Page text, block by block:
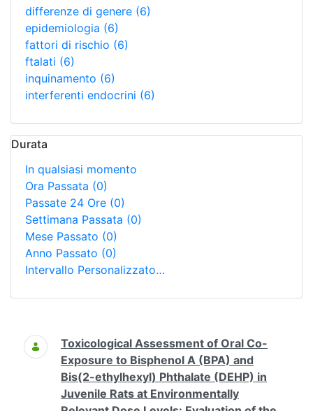
differenze di genere (6)
epidemiologia (6)
fattori di rischio (6)
ftalati (6)
inquinamento (6)
interferenti endocrini (6)
Durata
In qualsiasi momento
Ora Passata (0)
Passate 24 Ore (0)
Settimana Passata (0)
Mese Passato (0)
Anno Passato (0)
Intervallo Personalizzato…
Ricerca
Toxicological Assessment of Oral Co-
Exposure to Bisphenol A (BPA) and
Bis(2-ethylhexyl) Phthalate (DEHP) in
Juvenile Rats at Environmentally